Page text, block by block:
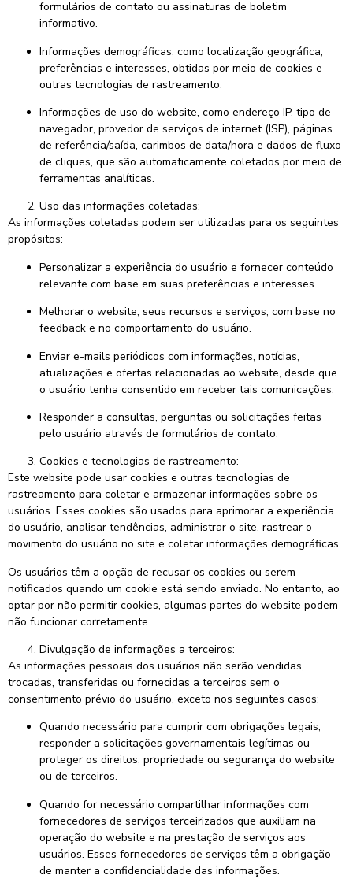
formulários de contato ou assinaturas de boletim
informativo.
Informações demográficas, como localização geográfica,
preferências e interesses, obtidas por meio de cookies e
outras tecnologias de rastreamento.
Informações de uso do website, como endereço IP, tipo de
navegador, provedor de serviços de internet (ISP), páginas
de referência/saída, carimbos de data/hora e dados de fluxo
de cliques, que são automaticamente coletados por meio de
ferramentas analíticas.
Uso das informações coletadas:
As informações coletadas podem ser utilizadas para os seguintes
propósitos:
Personalizar a experiência do usuário e fornecer conteúdo
relevante com base em suas preferências e interesses.
Melhorar o website, seus recursos e serviços, com base no
feedback e no comportamento do usuário.
Enviar e-mails periódicos com informações, notícias,
atualizações e ofertas relacionadas ao website, desde que
o usuário tenha consentido em receber tais comunicações.
Responder a consultas, perguntas ou solicitações feitas
pelo usuário através de formulários de contato.
Cookies e tecnologias de rastreamento:
Este website pode usar cookies e outras tecnologias de
rastreamento para coletar e armazenar informações sobre os
usuários. Esses cookies são usados para aprimorar a experiência
do usuário, analisar tendências, administrar o site, rastrear o
movimento do usuário no site e coletar informações demográficas.
Os usuários têm a opção de recusar os cookies ou serem
notificados quando um cookie está sendo enviado. No entanto, ao
optar por não permitir cookies, algumas partes do website podem
não funcionar corretamente.
Divulgação de informações a terceiros:
As informações pessoais dos usuários não serão vendidas,
trocadas, transferidas ou fornecidas a terceiros sem o
consentimento prévio do usuário, exceto nos seguintes casos:
Quando necessário para cumprir com obrigações legais,
responder a solicitações governamentais legítimas ou
proteger os direitos, propriedade ou segurança do website
ou de terceiros.
Quando for necessário compartilhar informações com
fornecedores de serviços terceirizados que auxiliam na
operação do website e na prestação de serviços aos
usuários. Esses fornecedores de serviços têm a obrigação
de manter a confidencialidade das informações.